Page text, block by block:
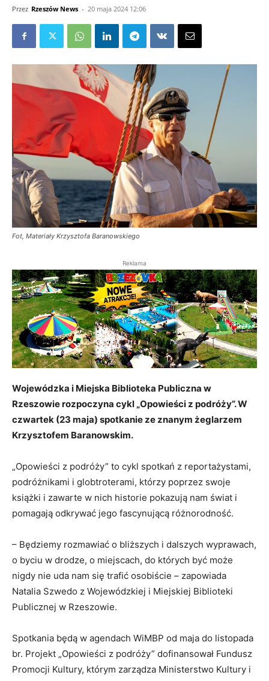
Przez Rzeszów News - 20 maja 2024 12:06
Fot, Materiały Krzysztofa Baranowskiego
Reklama
Wojewódzka i Miejska Biblioteka Publiczna w
Rzeszowie rozpoczyna cykl „Opowieści z podróży”. W
czwartek (23 maja) spotkanie ze znanym żeglarzem
Krzysztofem Baranowskim.
„Opowieści z podróży” to cykl spotkań z reportażystami,
podróżnikami i globtroterami, którzy poprzez swoje
książki i zawarte w nich historie pokazują nam świat i
pomagają odkrywać jego fascynującą różnorodność.
– Będziemy rozmawiać o bliższych i dalszych wyprawach,
o byciu w drodze, o miejscach, do których być może
nigdy nie uda nam się trafić osobiście – zapowiada
Natalia Szwedo z Wojewódzkiej i Miejskiej Biblioteki
Publicznej w Rzeszowie.
Spotkania będą w agendach WiMBP od maja do listopada
br. Projekt „Opowieści z podróży” dofinansował Fundusz
Promocji Kultury, którym zarządza Ministerstwo Kultury i